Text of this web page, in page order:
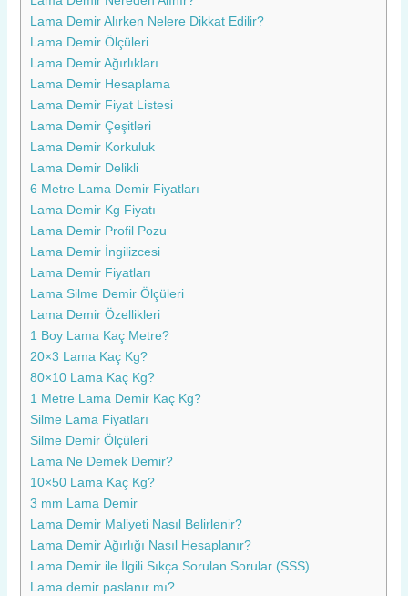
Lama Demir Alırken Nelere Dikkat Edilir?
Lama Demir Ölçüleri
Lama Demir Ağırlıkları
Lama Demir Hesaplama
Lama Demir Fiyat Listesi
Lama Demir Çeşitleri
Lama Demir Korkuluk
Lama Demir Delikli
6 Metre Lama Demir Fiyatları
Lama Demir Kg Fiyatı
Lama Demir Profil Pozu
Lama Demir İngilizcesi
Lama Demir Fiyatları
Lama Silme Demir Ölçüleri
Lama Demir Özellikleri
1 Boy Lama Kaç Metre?
20×3 Lama Kaç Kg?
80×10 Lama Kaç Kg?
1 Metre Lama Demir Kaç Kg?
Silme Lama Fiyatları
Silme Demir Ölçüleri
Lama Ne Demek Demir?
10×50 Lama Kaç Kg?
3 mm Lama Demir
Lama Demir Maliyeti Nasıl Belirlenir?
Lama Demir Ağırlığı Nasıl Hesaplanır?
Lama Demir ile İlgili Sıkça Sorulan Sorular (SSS)
Lama demir paslanır mı?